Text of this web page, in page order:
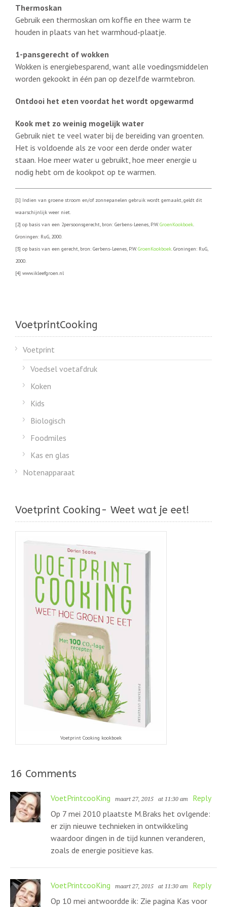
Thermoskan
Gebruik een thermoskan om koffie en thee warm te
houden in plaats van het warmhoud-plaatje.
1-pansgerecht of wokken
Wokken is energiebesparend, want alle voedingsmiddelen
worden gekookt in één pan op dezelfde warmtebron.
Ontdooi het eten voordat het wordt opgewarmd
Kook met zo weinig mogelijk water
Gebruik niet te veel water bij de bereiding van groenten.
Het is voldoende als ze voor een derde onder water
staan. Hoe meer water u gebruikt, hoe meer energie u
nodig hebt om de kookpot op te warmen.
[1] Indien van groene stroom en/of zonnepanelen gebruik wordt gemaakt, geldt dit
waarschijnlijk weer niet.
[2] op basis van een 2persoonsgerecht, bron: Gerbens-Leenes, P.W. GroenKookboek
Groningen: RuG, 2000.
[3] op basis van een gerecht, bron: Gerbens-Leenes, P.W. GroenKookboek . Groningen: RuG,
2000.
[4] www.ikleefgroen.nl
VoetprintCooking
Voetprint
Voedsel voetafdruk
Koken
Kids
Biologisch
Foodmiles
Kas en glas
Notenapparaat
Voetprint Cooking- Weet wat je eet!
Voetprint Cooking kookboek
16 Comments
VoetPrintcooKing maart 27, 2015 at 11:30 am
Reply
Op 7 mei 2010 plaatste M.Braks het ovlgende:
er zijn nieuwe technieken in ontwikkeling
waardoor dingen in de tijd kunnen veranderen,
zoals de energie positieve kas.
VoetPrintcooKing maart 27, 2015 at 11:30 am
Reply
Op 10 mei antwoordde ik: Zie pagina Kas voor